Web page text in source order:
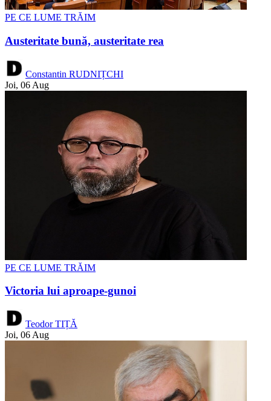
PE CE LUME TRĂIM
Austeritate bună, austeritate rea
Constantin RUDNIȚCHI
Joi, 06 Aug
PE CE LUME TRĂIM
Victoria lui aproape-gunoi
Teodor TIȚĂ
Joi, 06 Aug